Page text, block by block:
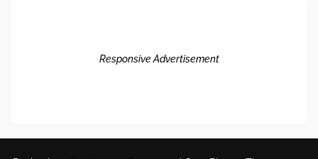
Responsive Advertisement